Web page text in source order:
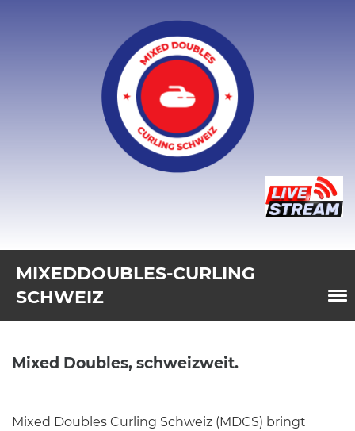
MIXEDDOUBLES-CURLING
SCHWEIZ
Mixed Doubles, schweizweit.
Mixed Doubles Curling Schweiz (MDCS) bringt